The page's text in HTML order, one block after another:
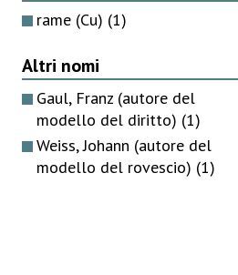
rame (Cu) (1)
Altri nomi
Gaul, Franz (autore del
modello del diritto) (1)
Weiss, Johann (autore del
modello del rovescio) (1)